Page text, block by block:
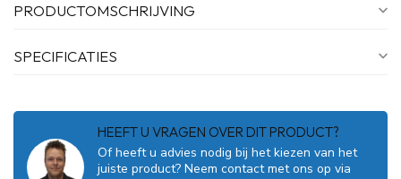
PRODUCTOMSCHRIJVING
SPECIFICATIES
HEEFT U VRAGEN OVER DIT PRODUCT?
Of heeft u advies nodig bij het kiezen van het
juiste product? Neem contact met ons op via